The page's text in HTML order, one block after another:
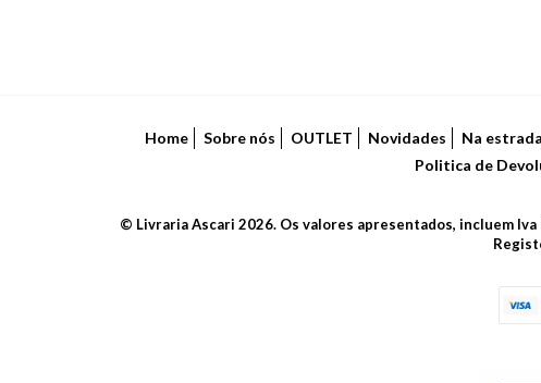
Home Sobre nós OUTLET Novidades Na estrada
Politica de
© Livraria Ascari 2026. Os valores apresentados, incluem